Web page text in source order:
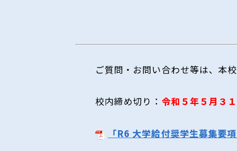
ご質問・お問い合わせ等は、本
校内締め切り： 令和５年５月３１
「R6 大学給付奨学生募集要